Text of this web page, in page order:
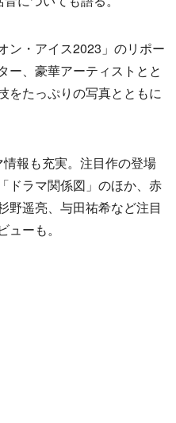
ン・アイス2023」のリポー
ー、豪華アーティストとと
をたっぷりの写真とともに
報も充実。注目作の登場
ドラマ関係図」のほか、赤
野遥亮、与田祐希など注目
ーも。